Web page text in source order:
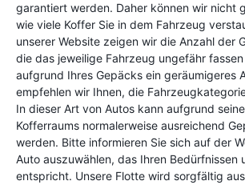
garantiert werden. Daher können wir nicht
wie viele Koffer Sie in dem Fahrzeug
unserer Website zeigen wir die Anzahl der
die das jeweilige Fahrzeug ungefähr fassen
aufgrund Ihres Gepäcks ein geräumigeres
empfehlen wir Ihnen, die
In dieser Art von Autos kann aufgrund
Kofferraums normalerweise ausreichend
werden. Bitte informieren Sie sich auf der
Auto auszuwählen, das Ihren Bedürfnissen
entspricht. Unsere Flotte wird sorgfältig